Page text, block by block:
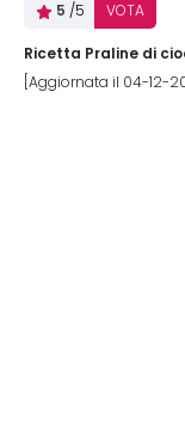
5 /5 VOTA
Ricetta Praline di
[Aggiornata il 04-12-